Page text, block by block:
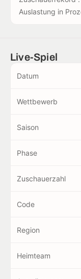
Auslastung in
Live-Spiel
Datum
Wettbewerb
Saison
Phase
Zuschauerzahl
Code
Region
Heimteam